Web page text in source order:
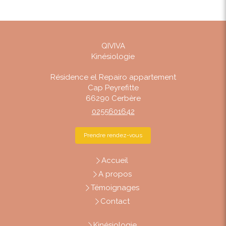
QIVIVA
Kinésiologie
Résidence el Repairo appartement
Cap Peyrefitte
66290 Cerbère
0255601642
Prendre rendez-vous
Accueil
A propos
Témoignages
Contact